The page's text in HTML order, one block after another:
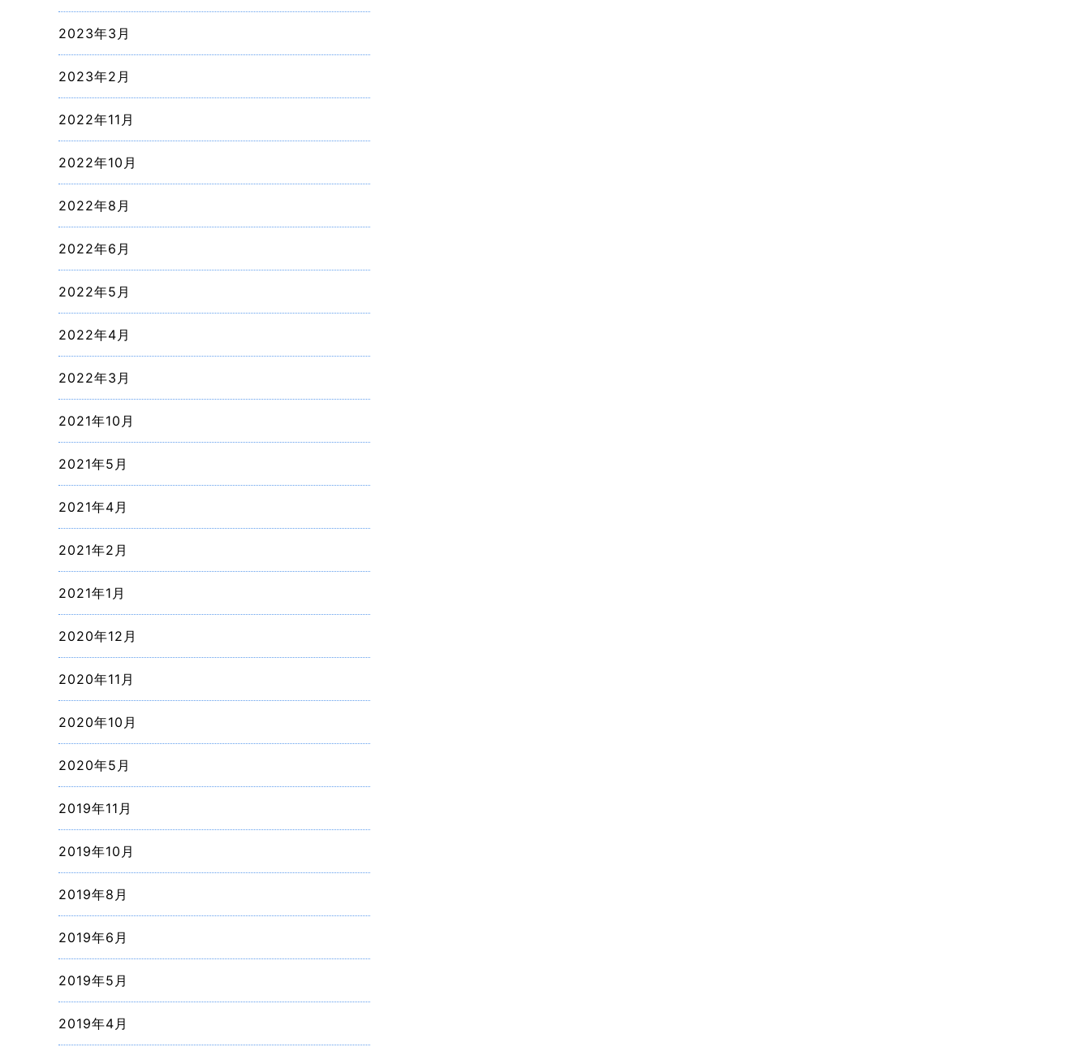
2023年3月
2023年2月
2022年11月
2022年10月
2022年8月
2022年6月
2022年5月
2022年4月
2022年3月
2021年10月
2021年5月
2021年4月
2021年2月
2021年1月
2020年12月
2020年11月
2020年10月
2020年5月
2019年11月
2019年10月
2019年8月
2019年6月
2019年5月
2019年4月